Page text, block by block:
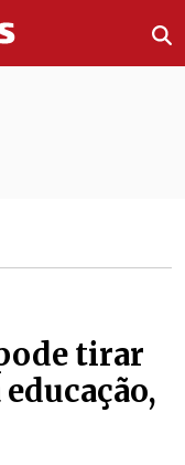
tirar